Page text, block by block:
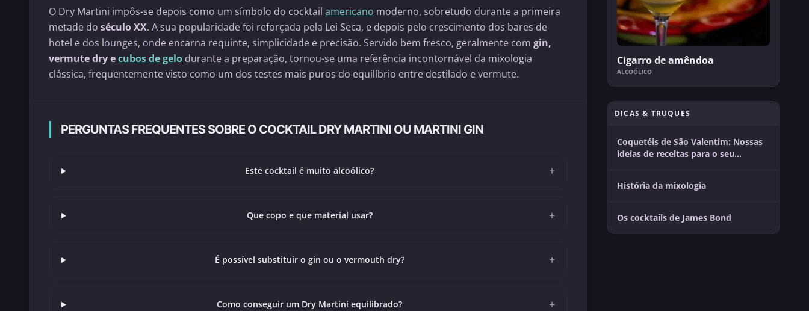
O Dry Martini impôs-se depois como um símbolo do cocktail americano moderno, sobretudo durante a primeira
metade do século XX. A sua popularidade foi reforçada pela Lei Seca, e depois pelo crescimento dos bares de
hotel e dos lounges, onde encarna requinte, simplicidade e precisão. Servido bem fresco, geralmente com gin,
vermute dry ecubos de gelo durante a preparação, tornou-se uma referência incontornável da mixologia
clássica, frequentemente visto como um dos testes mais puros do equilíbrio entre destilado e vermute.
PERGUNTAS FREQUENTES SOBRE O COCKTAIL DRY MARTINI OU MARTINI GIN
Este cocktail é muito alcoólico? +
Que copo e que material usar? +
É possível substituir o gin ou o vermouth dry? +
Como conseguir um Dry Martini equilibrado? +
Cigarro de amêndoa
ALCOÓLICO
DICAS & TRUQUES
Coquetéis de São Valentim: Nossas
ideias de receitas para o seu
História da mixologia
Os cocktails de James Bond